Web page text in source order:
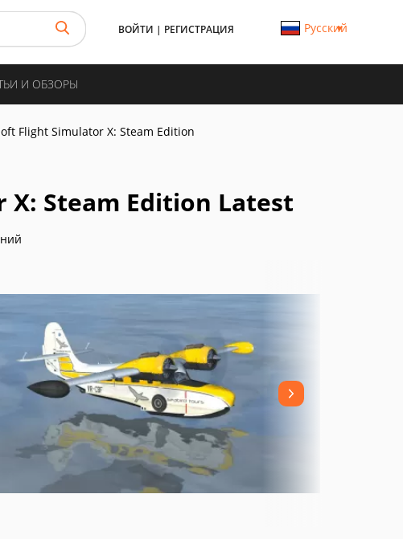
ВОЙТИ | РЕГИСТРАЦИЯ Русский
И ОБЗОРЫ
Flight Simulator X: Steam Edition
Steam Edition Latest